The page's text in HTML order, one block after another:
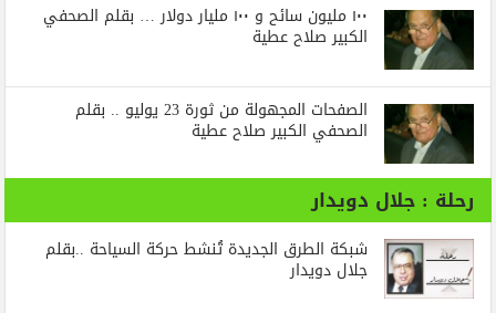
١٠٠ مليون سائح و ١٠٠ مليار دولار … بقلم الصحفي
الكبير صلاح عطية
الصفحات المجهولة من ثورة 23 يوليو .. بقلم
الصحفي الكبير صلاح عطية
رحلة : جلال دويدار
شبكة الطرق الجديدة تُنشط حركة السياحة ..بقلم
جلال دويدار